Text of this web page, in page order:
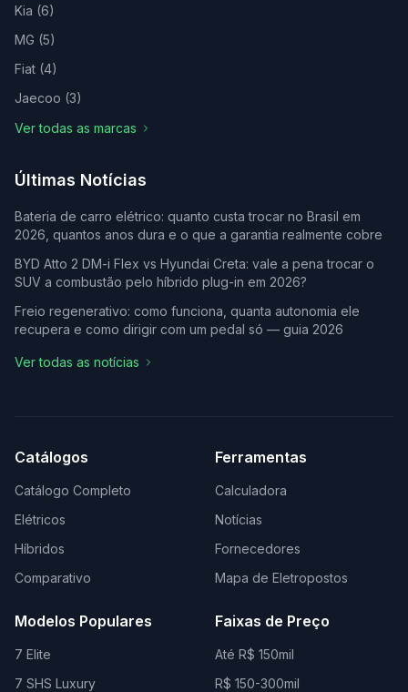
Kia (6)
MG (5)
Fiat (4)
Jaecoo (3)
Ver todas as marcas
Últimas Notícias
Bateria de carro elétrico: quanto custa trocar no Brasil em
2026, quantos anos dura e o que a garantia realmente cobre
BYD Atto 2 DM-i Flex vs Hyundai Creta: vale a pena trocar o
SUV a combustão pelo híbrido plug-in em 2026?
Freio regenerativo: como funciona, quanta autonomia ele
recupera e como dirigir com um pedal só — guia 2026
Ver todas as notícias
Catálogos
Catálogo Completo
Elétricos
Híbridos
Comparativo
Ferramentas
Calculadora
Notícias
Fornecedores
Mapa de Eletropostos
Modelos Populares
7 Elite
7 SHS Luxury
Faixas de Preço
Até R$ 150mil
R$ 150-300mil